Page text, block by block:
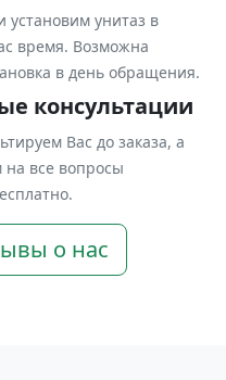
унитаз в
время. Возможна
в день обращения.
консультации
Вас до заказа, а
на все вопросы
о нас